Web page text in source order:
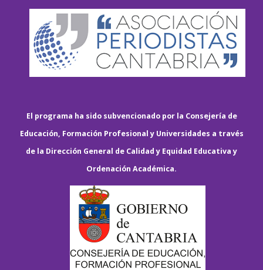
El programa ha sido subvencionado por la Consejería de
Educación, Formación Profesional y Universidades a través
de la Dirección General de Calidad y Equidad Educativa y
Ordenación Académica.